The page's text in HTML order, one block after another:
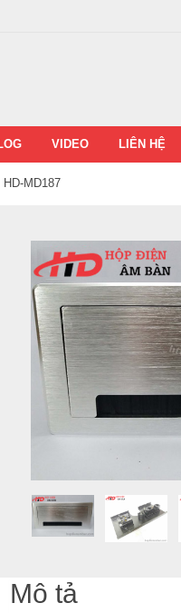
VIDEO LIÊN HỆ
MD187
Mô tả